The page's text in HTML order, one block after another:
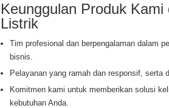
Keunggulan Produk
Listrik
Tim profesional dan berpengalaman dalam
bisnis.
Pelayanan yang ramah dan responsif,
Komitmen kami untuk memberikan solusi
kebutuhan Anda.